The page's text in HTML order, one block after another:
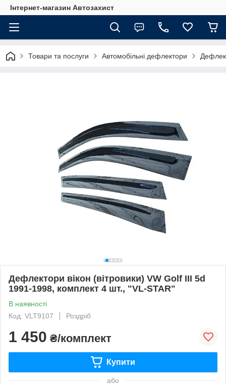
Інтернет-магазин Автозахист
Товари та послуги Автомобільні дефлектори
Дефлектори вікон (вітровики) VW Golf III 5d
1991-1998, комплект 4 шт., "VL-STAR"
В наявності
Код: VLT9107
Роздріб
1 450 ₴/комплект
Купити
або